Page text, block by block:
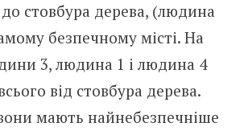
стовбура дерева, (людина
безпечному місті. На
3, людина 1 і людина 4
від стовбура дерева.
мають найнебезпечніше